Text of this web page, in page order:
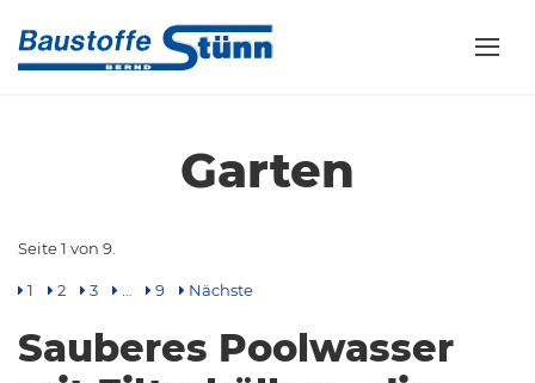
Garten
Seite 1 von 9.
1 2 3 9 Nächste
Sauberes Poolwasser